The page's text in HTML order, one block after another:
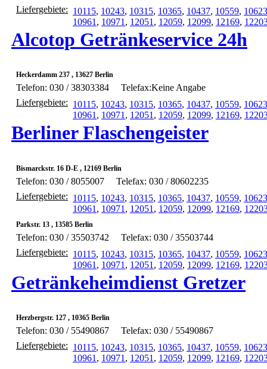
Liefergebiete: 10115, 10243, 10315, 10365, 10437, 10559, 10623
10961 , 10971 , 12051 , 12059, 12099, 12169,
Alcotop Getränkeservice 24h
Heckerdamm 237 , 13627 Berlin
Telefon: 030 / 38303384
Telefax:Keine Angabe
Liefergebiete: 10115, 10243, 10315, 10365, 10437, 10559, 10623
10961 , 10971 , 12051 , 12059, 12099, 12169,
Berliner Flaschengeister
Bismarckstr. 16 D-E , 12169 Berlin
Telefon: 030 / 8055007
Telefax: 030 / 80602235
Liefergebiete: 10115, 10243, 10315, 10365, 10437, 10559, 10623
10961 , 10971 , 12051 , 12059, 12099, 12169,
Parkstr. 13 , 13585 Berlin
Telefon: 030 / 35503742
Telefax: 030 / 35503744
Liefergebiete: 10115, 10243, 10315, 10365, 10437, 10559, 10623
10961 , 10971 , 12051 , 12059, 12099, 12169,
Getränkeheimdienst Gretzer
Herzbergstr. 127 , 10365 Berlin
Telefon: 030 / 55490867
Telefax: 030 / 55490867
Liefergebiete: 10115, 10243, 10315, 10365, 10437, 10559, 10623
10961 , 10971 , 12051 , 12059, 12099, 12169,